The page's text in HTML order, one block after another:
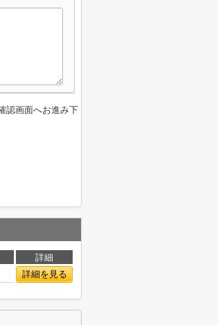
認画面へお進み下
詳細
詳細を見る